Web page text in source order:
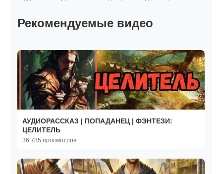
Рекомендуемые видео
АУДИОРАССКАЗ | ПОПАДАНЕЦ | ФЭНТЕЗИ:
ЦЕЛИТЕЛЬ
36 785 просмотров